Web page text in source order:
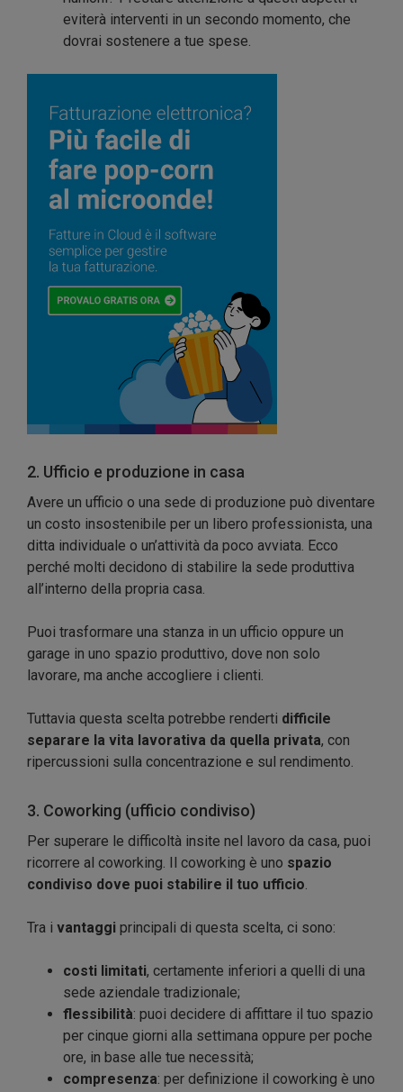
eviterà interventi in un secondo momento, che
dovrai sostenere a tue spese.
2. Ufficio e produzione in casa
Avere un ufficio o una sede di produzione può diventare
un costo insostenibile per un libero professionista, una
ditta individuale o un’attività da poco avviata. Ecco
perché molti decidono di stabilire la sede produttiva
all’interno della propria casa.
Puoi trasformare una stanza in un ufficio oppure un
garage in uno spazio produttivo, dove non solo
lavorare, ma anche accogliere i clienti.
Tuttavia questa scelta potrebbe renderti difficile
separare la vita lavorativa da quella privata, con
ripercussioni sulla concentrazione e sul rendimento.
3. Coworking (ufficio condiviso)
Per superare le difficoltà insite nel lavoro da casa, puoi
ricorrere al coworking. Il coworking è uno spazio
condiviso dove puoi stabilire il tuo ufficio.
Tra i vantaggi principali di questa scelta, ci sono:
costi limitati, certamente inferiori a quelli di una
sede aziendale tradizionale;
flessibilità: puoi decidere di affittare il tuo spazio
per cinque giorni alla settimana oppure per poche
ore, in base alle tue necessità;
compresenza: per definizione il coworking è uno